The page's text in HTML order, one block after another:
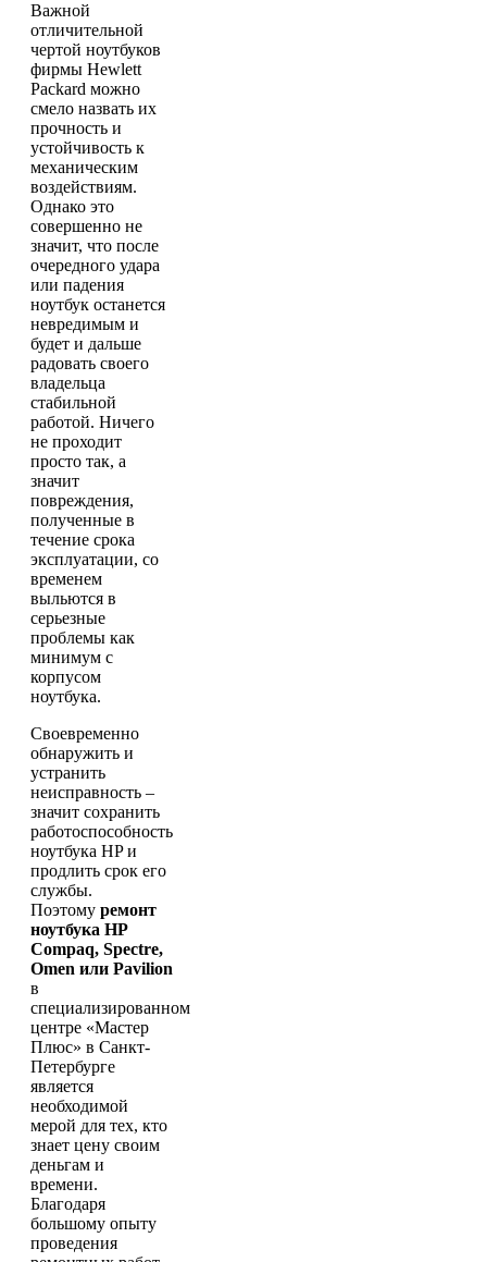
Важной
отличительной
чертой ноутбуков
фирмы Hewlett
Packard можно
смело назвать их
прочность и
устойчивость к
механическим
воздействиям.
Однако это
совершенно не
значит, что после
очередного удара
или падения
ноутбук останется
невредимым и
будет и дальше
радовать своего
владельца
стабильной
работой. Ничего
не проходит
просто так, а
значит
повреждения,
полученные в
течение срока
эксплуатации, со
временем
выльются в
серьезные
проблемы как
минимум с
корпусом
ноутбука.
Своевременно
обнаружить и
устранить
неисправность –
значит сохранить
работоспособность
ноутбука HP и
продлить срок его
службы.
Поэтому ремонт
ноутбука HP
Compaq, Spectre,
Omen или Pavilion
в
специализированном
центре «Мастер
Плюс» в Санкт-
Петербурге
является
необходимой
мерой для тех, кто
знает цену своим
деньгам и
времени.
Благодаря
большому опыту
проведения